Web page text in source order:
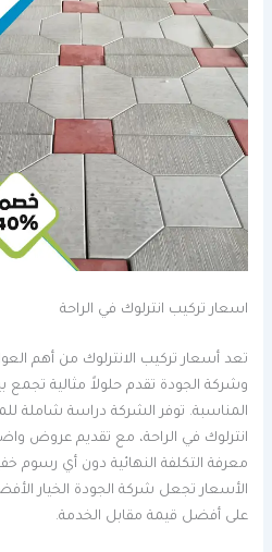
اسعار تركيب انترلوك في الراحة
تعد أسعار تركيب الانترلوك من أهم
وشركة الجودة تقدم حلولاً مثالية تجمع
المناسبة. توفر الشركة دراسة شاملة
انترلوك في الراحة، مع تقديم عروض
معرفة التكلفة النهائية دون أي رسوم
الأسعار تجعل شركة الجودة الخيار
على أفضل قيمة مقابل الخدمة.